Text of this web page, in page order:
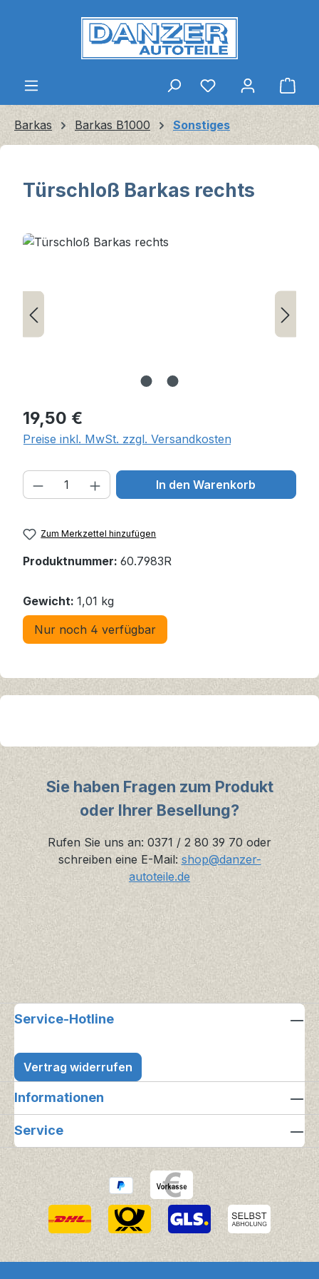
Zum Hauptinhalt springen
Barkas Barkas B1000 Sonstiges
Türschloß Barkas rechts
Bildergalerie überspringen
Regulärer Preis:
19,50 €
Preise inkl. MwSt. zzgl. Versandkosten
Produkt Anzahl: Gib den
In den Warenkorb
Zum Merkzettel hinzufügen
Produktnummer: 60.7983R
Gewicht: 1,01 kg
Nur noch 4 verfügbar
Sie haben Fragen zum Produkt
oder Ihrer Besellung?
Rufen Sie uns an: 0371 / 2 80 39 70 oder
schreiben eine E-Mail:shop@danzer-
autoteile.de
Service-Hotline
Vertrag widerrufen
Informationen
Service